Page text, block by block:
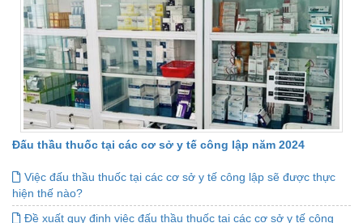
Đấu thầu thuốc tại các cơ sở y tế công lập năm 2024
Việc đấu thầu thuốc tại các cơ sở y tế công lập sẽ được thực
hiện thế nào?
Đề xuất quy định việc đấu thầu thuốc tại các cơ sở y tế công